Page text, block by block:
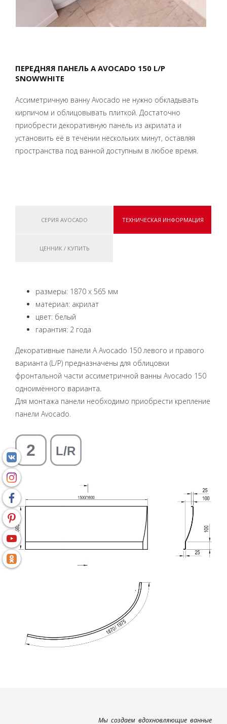
ПЕРЕДНЯЯ ПАНЕЛЬ A AVOCADO 150 L/P
SNOWWHITE
Ассиметричную ванну Avocado не нужно обкладывать
кирпичом и облицовывать плиткой. Достаточно
приобрести декоративную панель из акрилата и
установить её в течении нескольких минут, оставляя
пространства под ванной доступным в любое время.
СЕРИЯ AVOCADO ТЕХНИЧЕСКАЯ ИНФОРМАЦИЯ
ЦЕННИК / КУПИТЬ
размеры: 1870 x 565 мм
материал: акрилат
цвет: белый
гарантия: 2 года
Декоративные панели А Avocado 150 левого и правого
варианта (L/P) предназначены для облицовки
фронтальной части ассиметричной ванны Avocado 150
одноимённого варианта.
Для монтажа панели необходимо приобрести кpепление
панели Avocado.
Мы создаем вдохновляющие ванные